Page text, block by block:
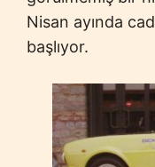
Nisan ayında
başlıyor.